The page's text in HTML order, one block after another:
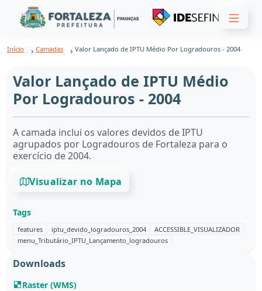
Início Camadas Valor Lançado de IPTU Médio Por Logradouros - 2004
Valor Lançado de IPTU Médio
Por Logradouros - 2004
A camada inclui os valores devidos de IPTU
agrupados por Logradouros de Fortaleza para o
exercício de 2004.
Visualizar no Mapa
Tags
features iptu_devido_logradouros_2004
ACCESSIBLE_VISUALIZADOR
menu_Tributário_IPTU_Lançamento_logradouros
Downloads
Raster (WMS)